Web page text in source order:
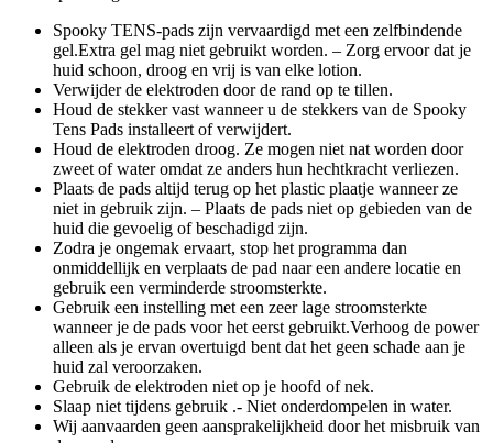
Spooky TENS-pads zijn vervaardigd met een zelfbindende
gel.Extra gel mag niet gebruikt worden. – Zorg ervoor dat je
huid schoon, droog en vrij is van elke lotion.
Verwijder de elektroden door de rand op te tillen.
Houd de stekker vast wanneer u de stekkers van de Spooky
Tens Pads installeert of verwijdert.
Houd de elektroden droog. Ze mogen niet nat worden door
zweet of water omdat ze anders hun hechtkracht verliezen.
Plaats de pads altijd terug op het plastic plaatje wanneer ze
niet in gebruik zijn. – Plaats de pads niet op gebieden van de
huid die gevoelig of beschadigd zijn.
Zodra je ongemak ervaart, stop het programma dan
onmiddellijk en verplaats de pad naar een andere locatie en
gebruik een verminderde stroomsterkte.
Gebruik een instelling met een zeer lage stroomsterkte
wanneer je de pads voor het eerst gebruikt.Verhoog de power
alleen als je ervan overtuigd bent dat het geen schade aan je
huid zal veroorzaken.
Gebruik de elektroden niet op je hoofd of nek.
Slaap niet tijdens gebruik .- Niet onderdompelen in water.
Wij aanvaarden geen aansprakelijkheid door het misbruik van